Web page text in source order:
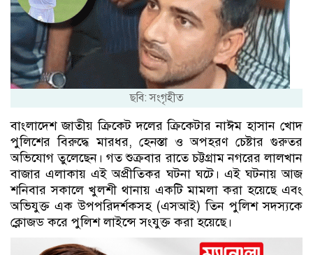
ছবি: সংগৃহীত
বাংলাদেশ জাতীয় ক্রিকেট দলের ক্রিকেটার নাঈম হাসান খোদ
পুলিশের বিরুদ্ধে মারধর, হেনস্তা ও অপহরণ চেষ্টার গুরুতর
অভিযোগ তুলেছেন। গত শুক্রবার রাতে চট্টগ্রাম নগরের লালখান
বাজার এলাকায় এই অপ্রীতিকর ঘটনা ঘটে। এই ঘটনায় আজ
শনিবার সকালে খুলশী থানায় একটি মামলা করা হয়েছে এবং
অভিযুক্ত এক উপপরিদর্শকসহ (এসআই) তিন পুলিশ সদস্যকে
ক্লোজড করে পুলিশ লাইন্সে সংযুক্ত করা হয়েছে।